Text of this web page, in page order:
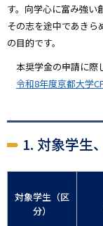
す。向学心に富み強い
その志を途中であきら
の目的です。
本奨学金の申請に際
令和8年度京都大学
1. 対象学生
対象学生（区
分）